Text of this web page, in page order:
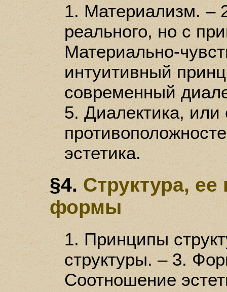
1. Материализм. –
реального, но с
Материально-
интуитивный
современный
5. Диалектика, или
эстетика.
§4.Структура,
формы
1. Принципы
структуры. – 3.
Соотношение